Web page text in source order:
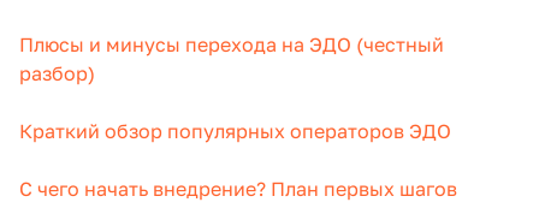
Плюсы и минусы перехода на ЭДО (честный
разбор)
Краткий обзор популярных операторов ЭДО
С чего начать внедрение? План первых шагов